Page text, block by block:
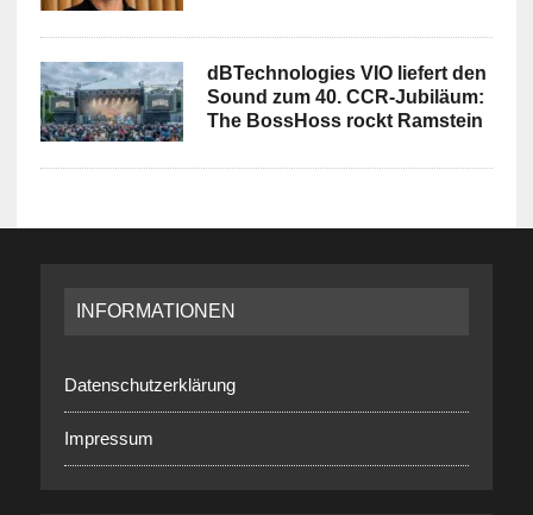
dBTechnologies VIO liefert den
Sound zum 40. CCR-Jubiläum:
The BossHoss rockt Ramstein
INFORMATIONEN
Datenschutzerklärung
Impressum